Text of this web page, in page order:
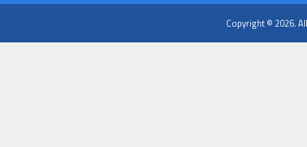
Copyright © 2026.